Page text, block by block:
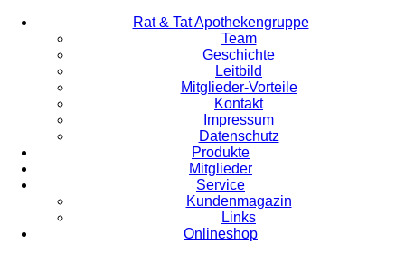
Rat & Tat Apothekengruppe
Team
Geschichte
Leitbild
Mitglieder-Vorteile
Kontakt
Impressum
Datenschutz
Produkte
Mitglieder
Service
Kundenmagazin
Links
Onlineshop